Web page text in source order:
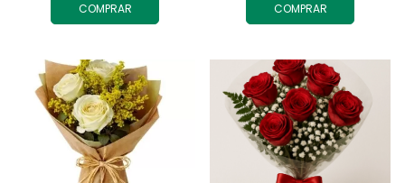
COMPRAR COMPRAR